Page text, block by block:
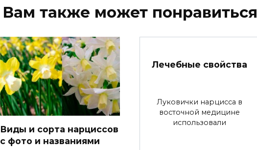
Вам также может понравиться
Виды и сорта нарциссов
с фото и названиями
Лечебные свойства
Луковички нарцисса в
восточной медицине
использовали